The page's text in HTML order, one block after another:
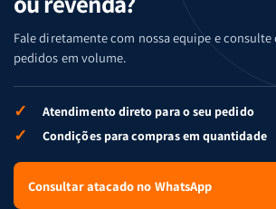
Fale diretamente com nossa equipe e
pedidos em volume.
✓ Atendimento direto para o seu pedido
✓ Condições para compras em quantidade
Consultar atacado no WhatsApp